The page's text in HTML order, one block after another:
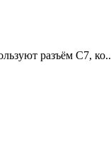
разъём C7, ко..